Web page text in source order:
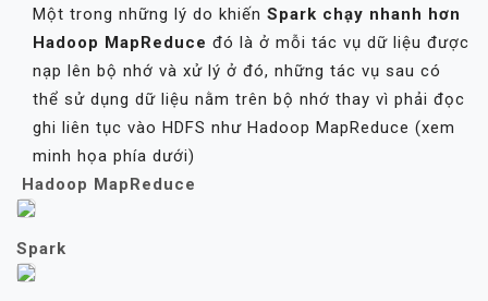
Một trong những lý do khiến Spark chạy nhanh hơn
Hadoop MapReduce đó là ở mỗi tác vụ dữ liệu được
nạp lên bộ nhớ và xử lý ở đó, những tác vụ sau có
thể sử dụng dữ liệu nằm trên bộ nhớ thay vì phải đọc
ghi liên tục vào HDFS như Hadoop MapReduce (xem
minh họa phía dưới)
Hadoop MapReduce
Spark